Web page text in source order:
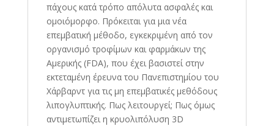
πάχους κατά τρόπο απόλυτα ασφαλές και
ομοιόμορφο. Πρόκειται για μια νέα
επεμβατική μέθοδο, εγκεκριμένη από τον
οργανισμό τροφίμων και φαρμάκων της
Αμερικής (FDA), που έχει βασιστεί στην
εκτεταμένη έρευνα του Πανεπιστημίου του
Χάρβαρντ για τις μη επεμβατικές μεθόδους
λιπογλυπτικής. Πως λειτουργεί; Πως όμως
αντιμετωπίζει η κρυολιπόλυση 3D